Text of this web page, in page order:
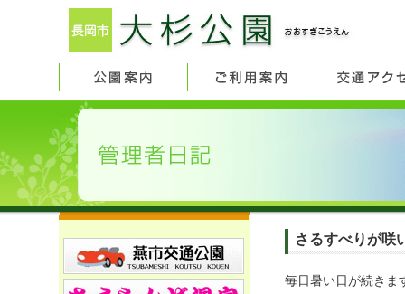
さるすべりが咲
毎日暑い日が続きま